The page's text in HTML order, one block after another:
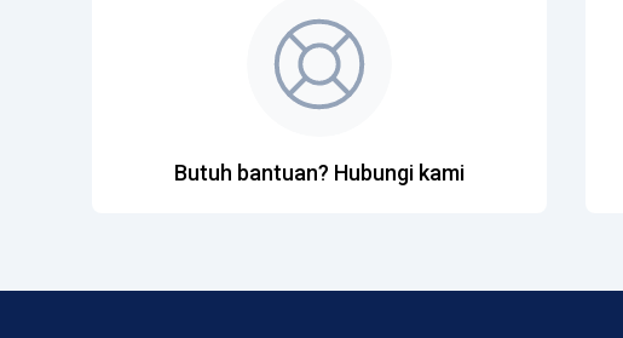
Butuh bantuan? Hubungi kami